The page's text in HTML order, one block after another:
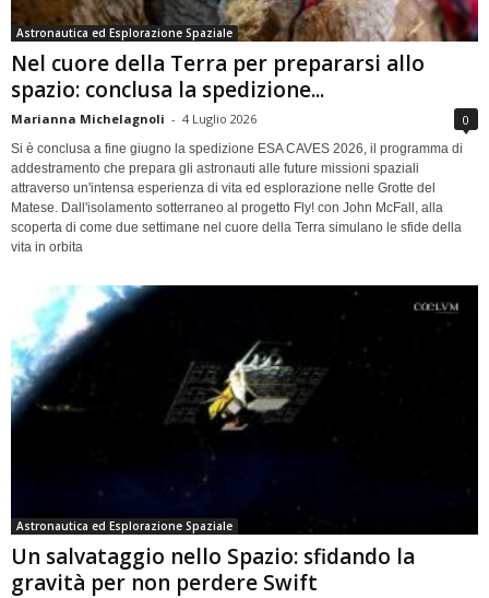
Astronautica ed Esplorazione Spaziale
Nel cuore della Terra per prepararsi allo
spazio: conclusa la spedizione...
Marianna Michelagnoli - 4 Luglio 2026 0
Si è conclusa a fine giugno la spedizione ESA CAVES 2026, il programma di
addestramento che prepara gli astronauti alle future missioni spaziali
attraverso un'intensa esperienza di vita ed esplorazione nelle Grotte del
Matese. Dall'isolamento sotterraneo al progetto Fly! con John McFall, alla
scoperta di come due settimane nel cuore della Terra simulano le sfide della
vita in orbita
Astronautica ed Esplorazione Spaziale
Un salvataggio nello Spazio: sfidando la
gravità per non perdere Swift